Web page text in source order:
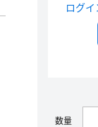
ログ
数量